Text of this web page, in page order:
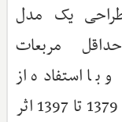
یک مدل
مربعات
با استفاده از
داده‌های تابلویی حد فاصل سال‌های 1379 تا 1397 اثر